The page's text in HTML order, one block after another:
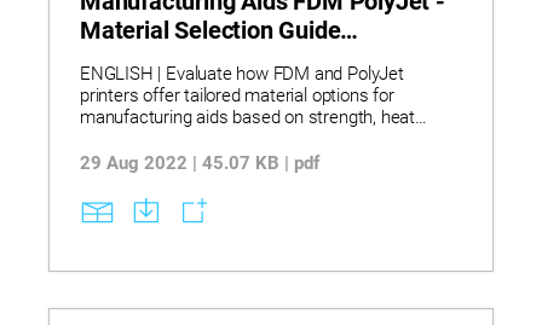
Material Selection Guide
Infographic
ENGLISH | Evaluate how FDM and PolyJet
printers offer tailored material options for
manufacturing aids based on strength, heat
materials provide UV stability, chemical
specific tooling applications. Explore key
limitations such as geometry constraints, support
decisions for fixtures, trays, and gauges.
Nylon 12 | PC | PEKK ESD | ULTEM 9085 resin
29 Aug 2022 | 45.07 KB | pdf